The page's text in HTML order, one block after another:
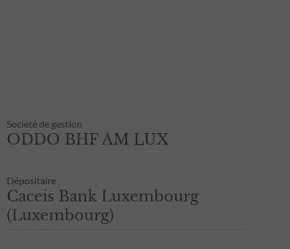
Société de gestion
ODDO BHF AM LUX
Dépositaire
Caceis Bank Luxembourg
(Luxembourg)